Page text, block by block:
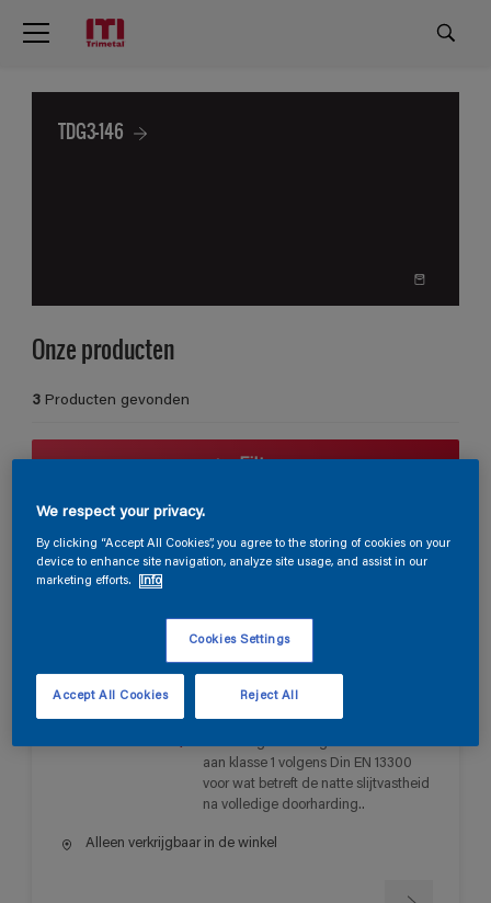
TDG3-146
Onze producten
3 Producten gevonden
Filter
Magna Clean
vetafstotend(lipofoob) : zeer geringe
vlekabsorptie door waterparelend
effect.
Zeer goed bestand tegen
aan klasse 1 volgens Din EN 13300
voor wat betreft de natte slijtvastheid
na volledige doorharding..
Alleen verkrijgbaar in de winkel
We respect your privacy.
By clicking “Accept All Cookies”, you agree to the storing of cookies on your
device to enhance site navigation, analyze site usage, and assist in our
marketing efforts.
Info
Cookies Settings
Reject All
Accept All Cookies